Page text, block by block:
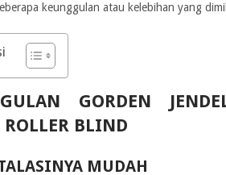
keunggulan atau kelebihan yang
GORDEN
ROLLER BLIND
MUDAH